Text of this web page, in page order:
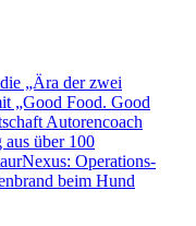
„Ära der zwei
„Good Food. Good
Autorencoach
über 100
Operations-
beim Hund